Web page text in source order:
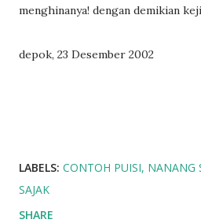
menghinanya! dengan demikian
depok, 23 Desember 2002
LABELS: CONTOH PUISI NANANG
SAJAK
SHARE